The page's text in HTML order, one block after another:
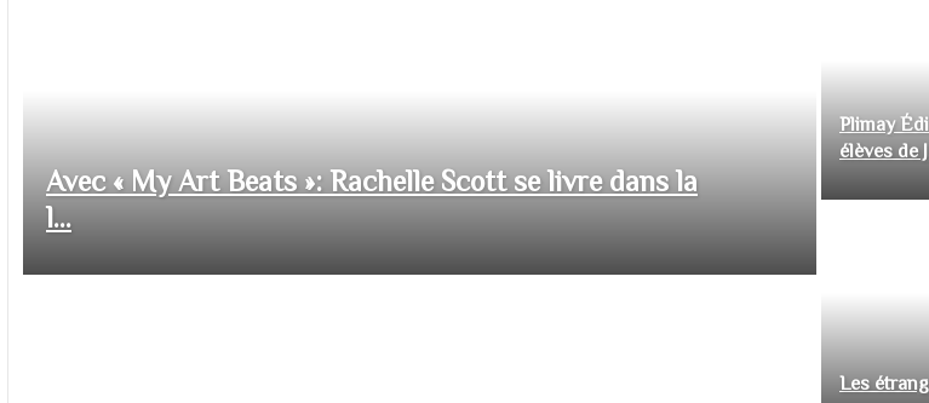
Avec « My Art Beats »: Rachelle Scott se livre dans la
l...
Plimay
élèves de
Les